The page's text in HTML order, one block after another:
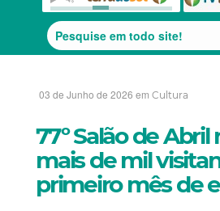
03 de Junho de 2026 em Cultura
77º Salão de Abril
mais de mil
primeiro mês de